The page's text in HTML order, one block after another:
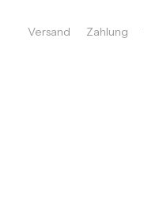
Versand Zahlung